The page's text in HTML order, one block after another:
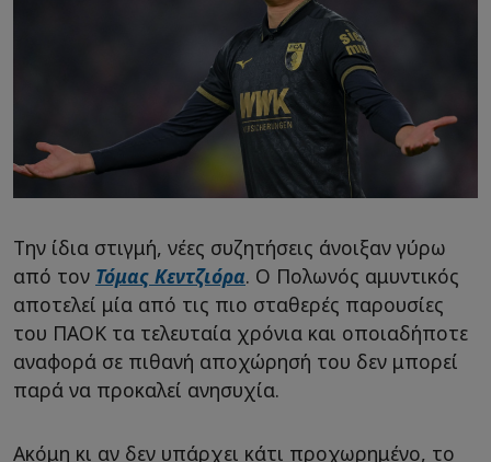
Την ίδια στιγμή, νέες συζητήσεις άνοιξαν γύρω
από τον Τόμας Κεντζιόρα. Ο Πολωνός αμυντικός
αποτελεί μία από τις πιο σταθερές παρουσίες
του ΠΑΟΚ τα τελευταία χρόνια και οποιαδήποτε
αναφορά σε πιθανή αποχώρησή του δεν μπορεί
παρά να προκαλεί ανησυχία.
Ακόμη κι αν δεν υπάρχει κάτι προχωρημένο, το